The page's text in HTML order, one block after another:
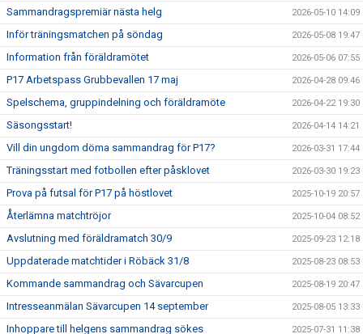
Sammandragspremiär nästa helg 2026-05-10 14:09
Inför träningsmatchen på söndag 2026-05-08 19:47
Information från föräldramötet 2026-05-06 07:55
P17 Arbetspass Grubbevallen 17 maj 2026-04-28 09:46
Spelschema, gruppindelning och föräldramöte 2026-04-22 19:30
Säsongsstart! 2026-04-14 14:21
Vill din ungdom döma sammandrag för P17? 2026-03-31 17:44
Träningsstart med fotbollen efter påsklovet 2026-03-30 19:23
Prova på futsal för P17 på höstlovet 2025-10-19 20:57
Återlämna matchtröjor 2025-10-04 08:52
Avslutning med föräldramatch 30/9 2025-09-23 12:18
Uppdaterade matchtider i Röbäck 31/8 2025-08-23 08:53
Kommande sammandrag och Sävarcupen 2025-08-19 20:47
Intresseanmälan Sävarcupen 14 september 2025-08-05 13:33
Inhoppare till helgens sammandrag sökes 2025-07-31 11:38